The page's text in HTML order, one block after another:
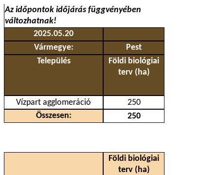
Az időpontok időjárás függvényében
változhatnak!
2025.05.20
Vármegye:
Pest
Település
Földi biológiai
terv (ha)
Vízpart agglomeráció
250
Összesen:
250
Földi biológiai
terv (ha)